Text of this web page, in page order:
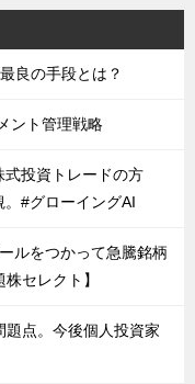
良の手段とは？
ント管理戦略
式投資トレードの方
#グローイングAI
ルをつかって急騰銘柄
セレクト】
点。今後個人投資家